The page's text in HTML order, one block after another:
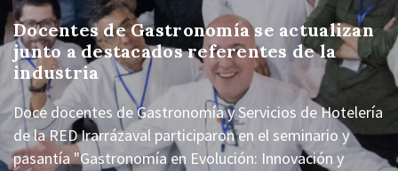
Docentes de Gastronomía se actualizan
junto a destacados referentes de la
industria
Doce docentes de Gastronomía y Servicios de Hotelería
de la RED Irarrázaval participaron en el seminario y
pasantía "Gastronomía en Evolución: Innovación y